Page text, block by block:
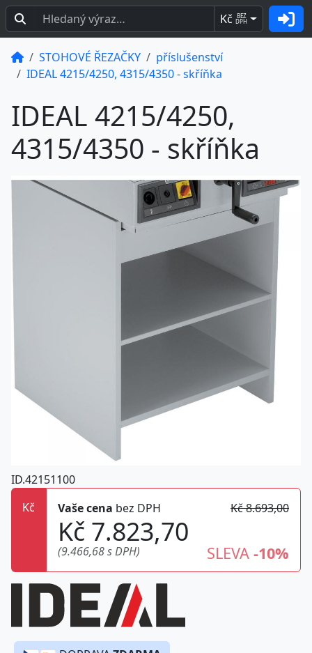
Kč BEZ
DPH
STOHOVÉ ŘEZAČKY
příslušenství
IDEAL 4215/4250, 4315/4350 - skříňka
IDEAL 4215/4250,
4315/4350 - skříňka
ID.42151100
Kč
Vaše cena bez DPH Kč 8.693,00
Kč 7.823,70
(9.466,68 s DPH) SLEVA -10%